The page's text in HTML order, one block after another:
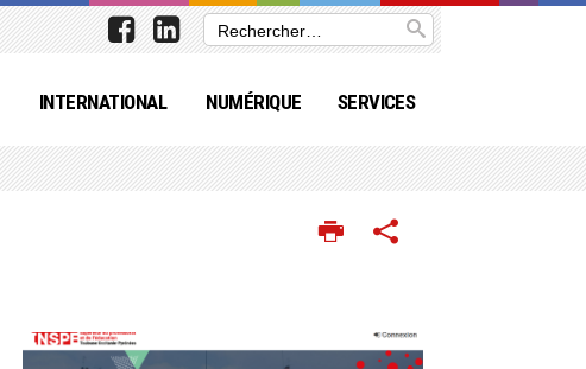
INTERNATIONAL NUMÉRIQUE SERVICES